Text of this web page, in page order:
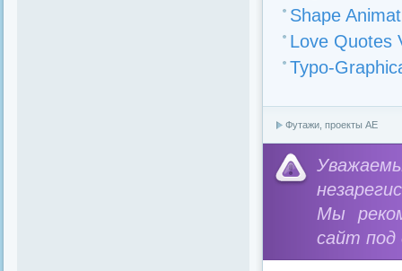
Shape
Love Quotes
Typo-
Футажи, проекты АЕ
Мы
сайт под